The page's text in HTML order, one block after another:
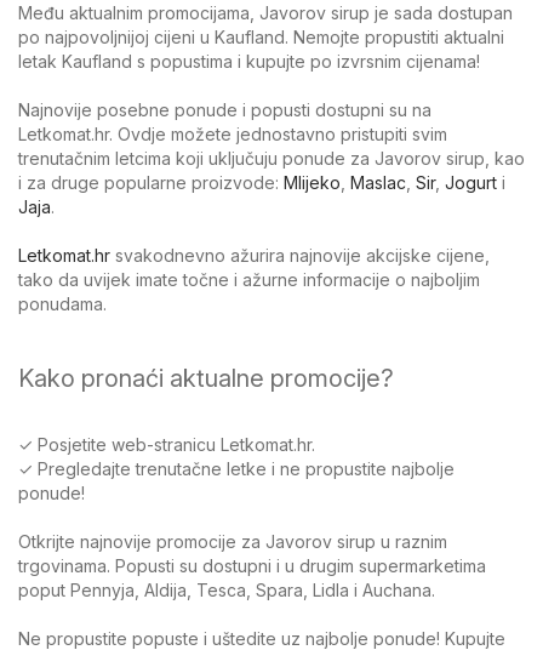
Među aktualnim promocijama, Javorov sirup je sada dostupan
po najpovoljnijoj cijeni u Kaufland. Nemojte propustiti aktualni
letak Kaufland s popustima i kupujte po izvrsnim cijenama!
Najnovije posebne ponude i popusti dostupni su na
Letkomat.hr. Ovdje možete jednostavno pristupiti svim
trenutačnim letcima koji uključuju ponude za Javorov sirup, kao
i za druge popularne proizvode: Mlijeko Maslac Sir, Jogurt i
Jaja.
Letkomat.hr svakodnevno ažurira najnovije akcijske cijene,
tako da uvijek imate točne i ažurne informacije o najboljim
ponudama.
Kako pronaći aktualne promocije?
✓ Posjetite web-stranicu Letkomat.hr.
✓ Pregledajte trenutačne letke i ne propustite najbolje
ponude!
Otkrijte najnovije promocije za Javorov sirup u raznim
trgovinama. Popusti su dostupni i u drugim supermarketima
poput Pennyja, Aldija, Tesca, Spara, Lidla i Auchana.
Ne propustite popuste i uštedite uz najbolje ponude! Kupujte